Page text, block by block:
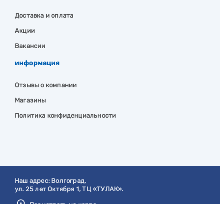
Доставка и оплата
Акции
Вакансии
информация
Отзывы о компании
Магазины
Политика конфиденциальности
Наш адрес: Волгоград,
ул. 25 лет Октября 1, ТЦ «ТУЛАК».